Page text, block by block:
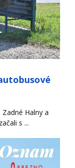
Halny a
s ...